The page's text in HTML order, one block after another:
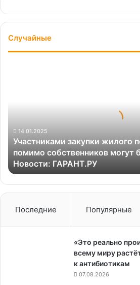
Случайные
могут
быть
посредники
Новости:
ГАРАНТ.РУ
14.01.2025
Участниками закупки жилого
помимо собственников могут
Новости: ГАРАНТ.РУ
Последние Популярные
«Это реально
всему миру
к антибиотикам
07.08.2026